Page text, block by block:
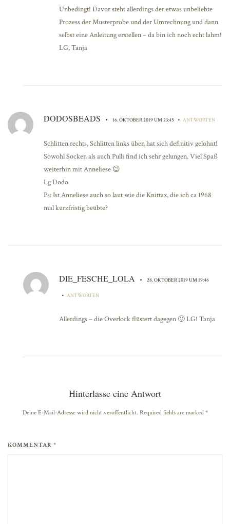
Unbedingt! Davor steht allerdings der etwas unbeliebte
Prozess der Musterprobe und der Umrechnung und dann
selbst eine Anleitung erstellen – da bin ich noch echt lahm!
LG, Tanja
DODOSBEADS • 16. OKTOBER 2019 UM 23:45 • ANTWORTEN
Schlitten rechts, Schlitten links üben hat sich definitiv gelohnt!
Sowohl Socken als auch Pulli find ich sehr gelungen. Viel Spaß
weiterhin mit Anneliese 😉
Lg Dodo
Ps: Ist Anneliese auch so laut wie die Knittax, die ich ca 1968
mal kurzfristig beübte?
DIE_FESCHE_LOLA • 28. OKTOBER 2019 UM 19:46
• ANTWORTEN
Allerdings – die Overlock flüstert dagegen 🙂 LG! Tanja
Hinterlasse eine Antwort
Deine E-Mail-Adresse wird nicht veröffentlicht. Required fields are marked *
KOMMENTAR *